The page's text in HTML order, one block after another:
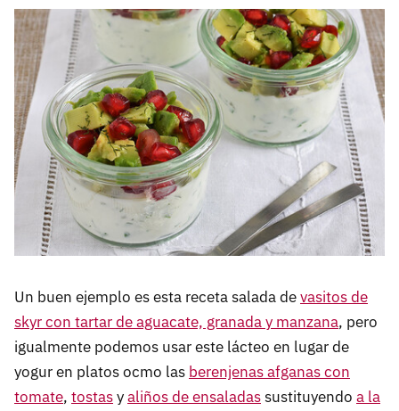
Un buen ejemplo es esta receta salada devasitos de
skyr con tartar de aguacate, granada y manzana, pero
igualmente podemos usar este lácteo en lugar de
yogur en platos ocmo las berenjenas afganas con
tomate, tostasyaliños de ensaladassustituyendo a la